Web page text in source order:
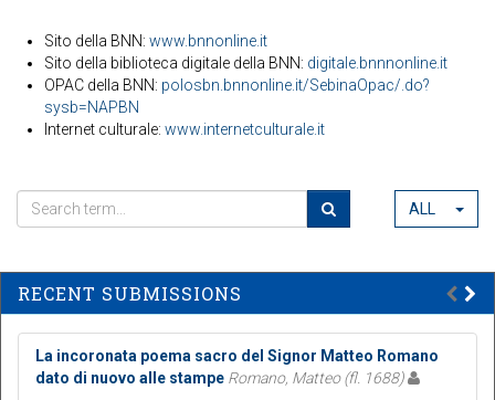
Sito della BNN: www.bnnonline.it
Sito della biblioteca digitale della BNN: digitale.bnnnonline.it
OPAC della BNN: polosbn.bnnonline.it/SebinaOpac/.do?
sysb=NAPBN
Internet culturale: www.internetculturale.it
ALL
RECENT SUBMISSIONS
La incoronata poema sacro del Signor Matteo Romano
dato di nuovo alle stampe Romano, Matteo (fl. 1688)